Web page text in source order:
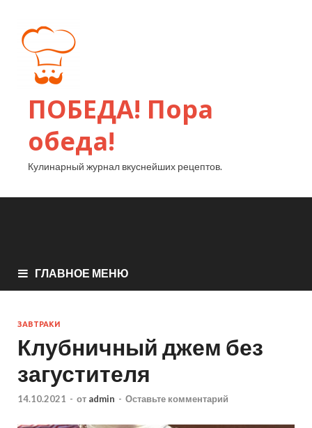
ПОБЕДА! Пора
обеда!
Кулинарный журнал вкуснейших рецептов.
ГЛАВНОЕ МЕНЮ
ЗАВТРАКИ
Клубничный джем без
загустителя
14.10.2021 - от admin - Оставьте комментарий